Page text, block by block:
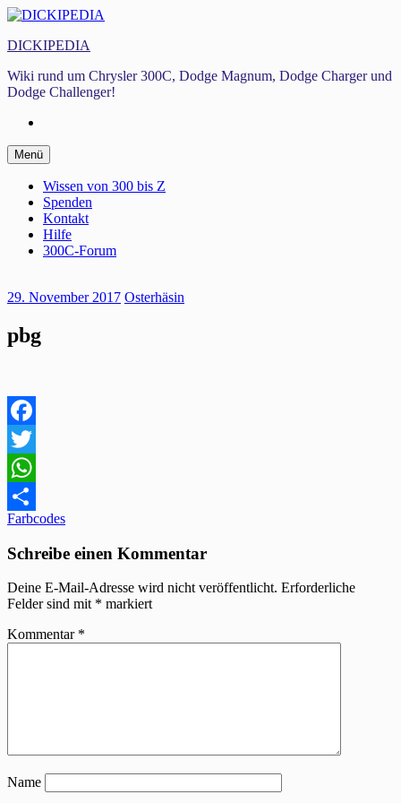
Zum
springen
DICKIPEDIA
Wiki rund um Chrysler 300C, Dodge Magnum, Dodge Charger und
Dodge Challenger!
Menü Zum
Inhalt
springen
Wissen von 300 bis Z
Spenden
Kontakt
Hilfe
300C-Forum
29. November 2017 Osterhäsin
pbg
Facebook
Twitter
WhatsApp
Teilen
Beitragsnavigation
Farbcodes
Schreibe einen Kommentar
Deine E-Mail-Adresse wird nicht veröffentlicht. Erforderliche
Felder sind mit * markiert
Kommentar *
Name